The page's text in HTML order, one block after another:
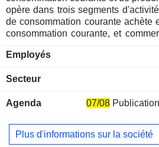
opère dans trois segments
de consommation courante achète
consommation courante, et
comprend également le commerce
segment des produits industriels
segment International fabrique
marchés étrangers. La société
activités de conception, de
Employés
Secteur
Agenda 07/08
Plus d'informations sur la société